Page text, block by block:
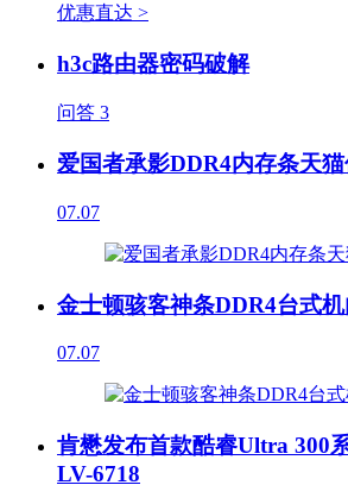
优惠直达 >
h3c路由器密码破解
问答 3
爱国者承影DDR4内存条天猫
07.07
金士顿骇客神条DDR4台式
07.07
肯懋发布首款酷睿Ultra 300
LV-6718